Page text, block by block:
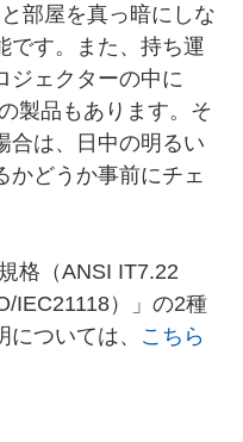
部屋を真っ暗にしな
です。また、持ち運
ジェクターの中に
製品もあります。そ
合は、日中の明るい
かどうか事前にチェ
格（ANSI IT7.22
IEC21118）」の2種
ついては、 こちら